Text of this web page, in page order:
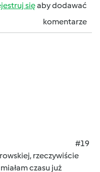
sięaby dodawać
komentarze
#19
rzeczywiście
czasu już